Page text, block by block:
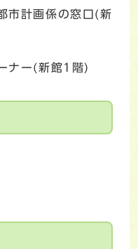
市計画係の窓口(新
ナー(新館1階)